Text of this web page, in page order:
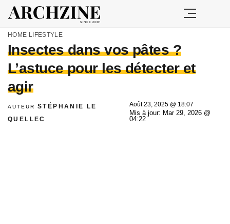
HOME LIFESTYLE
Insectes dans vos pâtes ?
L’astuce pour les détecter et
agir
AUTEUR STÉPHANIE LE
QUELLEC
Août 23, 2025 @ 18:07
Mis à jour: Mar 29, 2026 @
04:22